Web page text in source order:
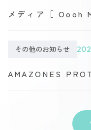
メディア［ Oooh
その他のお知らせ
AMAZONES